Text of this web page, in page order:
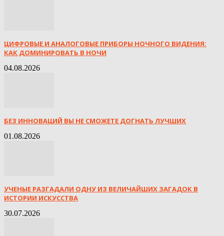
ЦИФРОВЫЕ И АНАЛОГОВЫЕ ПРИБОРЫ НОЧНОГО ВИДЕНИЯ:
КАК ДОМИНИРОВАТЬ В НОЧИ
04.08.2026
БЕЗ ИННОВАЦИЙ ВЫ НЕ СМОЖЕТЕ ДОГНАТЬ ЛУЧШИХ
01.08.2026
УЧЕНЫЕ РАЗГАДАЛИ ОДНУ ИЗ ВЕЛИЧАЙШИХ ЗАГАДОК В
ИСТОРИИ ИСКУССТВА
30.07.2026